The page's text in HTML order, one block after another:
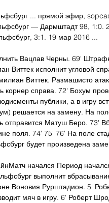
... прямой эфир,
— Дармштадт 98, 1:0.
3:1. 19 мар 2016 ...
Вацлав Черны. 69'
Виттек исполнит угловой
Виттек. Размашисто
корнер справа. 72' Бохум
публики, а в игру
решается на замену. На
отправится Матуш Беро. 73'
поля. 74' 75' 76' На поле
будет произведена
начался Период
выполнит
Воновия Рурштадион. 5'
мяч в игру. 6' Роберт